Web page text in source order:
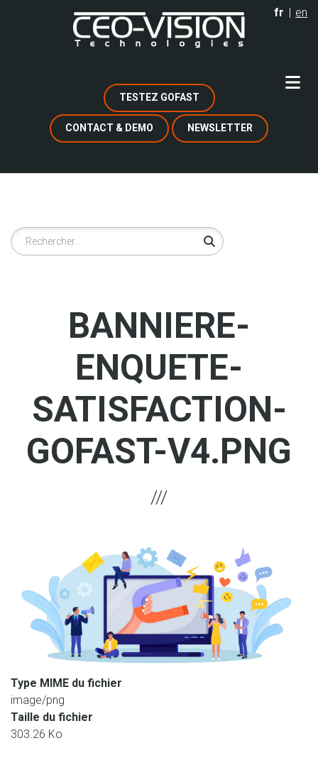
fr en
TESTEZ GOFAST
CONTACT & DEMO NEWSLETTER
Rechercher
BANNIERE-
ENQUETE-
SATISFACTION-
GOFAST-V4.PNG
Type MIME du fichier
image/png
Taille du fichier
303.26 Ko